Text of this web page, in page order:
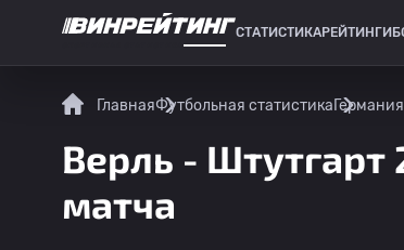
СТАТИСТИКАРЕЙТИНГИ
ГлавнаяФутбольная статистика
Верль - Штутгарт
матча